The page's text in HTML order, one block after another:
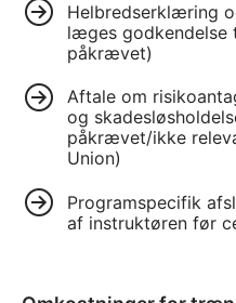
Helbredserklæring
læges godkendelse
påkrævet)
Aftale om
og
påkrævet/ikke
Union)
Programspecifik
af instruktøren før